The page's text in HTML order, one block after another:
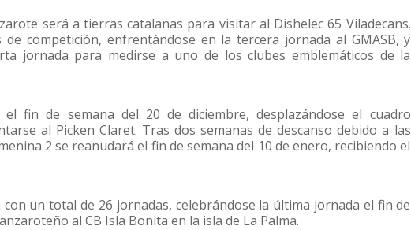
será a tierras catalanas para visitar al Dishelec 65 Viladecans.
competición, enfrentándose en la tercera jornada al GMASB, y
jornada para medirse a uno de los clubes emblemáticos de la
fin de semana del 20 de diciembre, desplazándose el cuadro
al Picken Claret. Tras dos semanas de descanso debido a las
2 se reanudará el fin de semana del 10 de enero, recibiendo el
un total de 26 jornadas, celebrándose la última jornada el fin de
al CB Isla Bonita en la isla de La Palma.